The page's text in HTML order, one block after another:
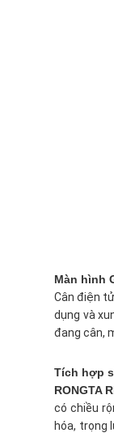
Màn hình
Cân điện tử
dụng và
đang cân,
Tích hợp
RONGTA
có chiều
hóa, trọng